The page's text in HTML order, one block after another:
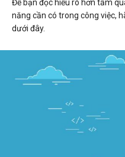
Để bạn đọc hiểu rõ hơn tầm
năng cần có trong công việc,
dưới đây.